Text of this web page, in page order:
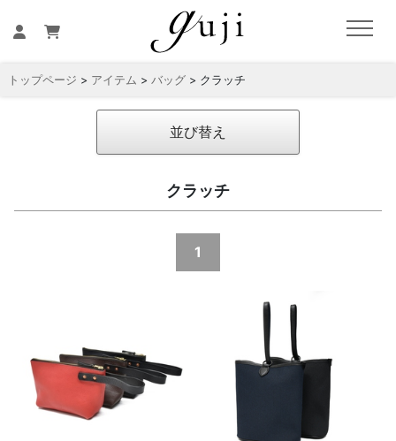
トップページ > アイテム > バッグ> クラッチ
並び替え
クラッチ
1